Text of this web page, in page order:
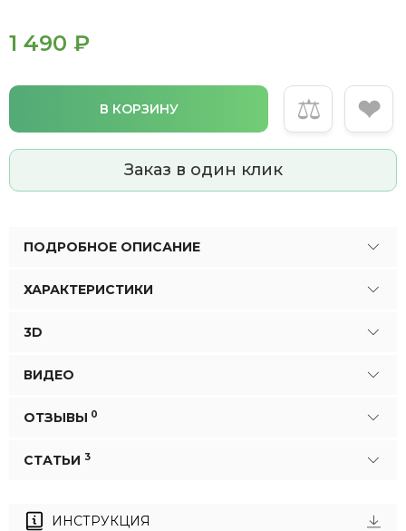
1 490 ₽
В КОРЗИНУ ⚖ ❤
Заказ в один клик
ПОДРОБНОЕ ОПИСАНИЕ
ХАРАКТЕРИСТИКИ
3D
ВИДЕО
ОТЗЫВЫ 0
СТАТЬИ 3
ИНСТРУКЦИЯ